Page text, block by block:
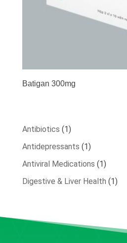
Batigan 300mg
Antibiotics 11
product
Antidepressants 11
product
Antiviral Medications 11
product
Digestive & Liver Health 11